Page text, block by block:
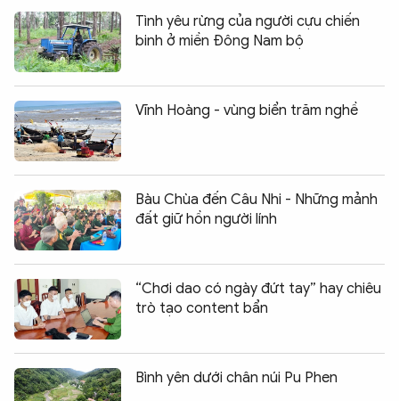
Tình yêu rừng của người cựu chiến
binh ở miền Đông Nam bộ
Vĩnh Hoàng - vùng biển trăm nghề
Bàu Chùa đến Câu Nhi - Những mảnh
đất giữ hồn người lính
“Chơi dao có ngày đứt tay” hay chiêu
trò tạo content bẩn
Bình yên dưới chân núi Pu Phen